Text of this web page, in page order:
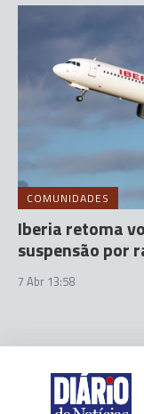
COMUNIDADES
Iberia retoma
suspensão por
7 Abr 13:58